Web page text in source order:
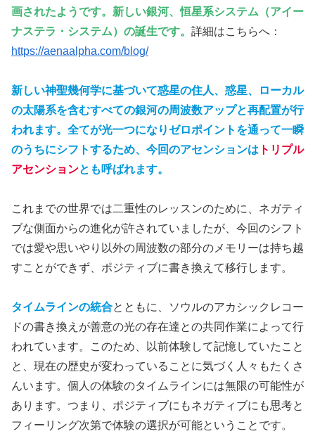
画されたようです。新しい銀河、恒星系システム（アイー
ナステラ・システム）の誕生です。 詳細はこちらへ：
https://aenaalpha.com/blog/
新しい神聖幾何学に基づいて惑星の住人、惑星、ローカル
の太陽系を含むすべての銀河の周波数アップと再配置が行
われます。全てが光一つになりゼロポイントを通って一瞬
のうちにシフトするため、今回のアセンションは トリプル
アセンションとも呼ばれます。
これまでの世界では二重性のレッスンのために、ネガティ
ブな側面からの進化が許されていましたが、今回のシフト
では愛や思いやり以外の周波数の部分のメモリーは持ち越
すことができず、ポジティブに書き換えて移行します。
タイムラインの統合とともに、ソウルのアカシックレコー
ドの書き換えが善意の光の存在達との共同作業によって行
われています。このため、以前体験して記憶していたこと
と、現在の歴史が変わっていることに気づく人々もたくさ
んいます。個人の体験のタイムラインには無限の可能性が
あります。つまり、ポジティブにもネガティブにも思考と
フィーリング次第で体験の選択が可能ということです。